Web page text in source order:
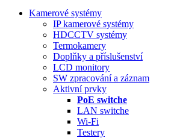
Kamerové systémy
IP kamerové systémy
HDCCTV systémy
Termokamery
Doplňky a příslušenství
LCD monitory
SW zpracování a záznam
Aktivní prvky
PoE switche
LAN switche
Wi-Fi
Testery